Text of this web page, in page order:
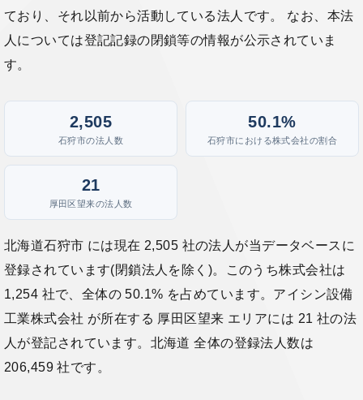
ており、それ以前から活動している法人です。 なお、本法
人については登記記録の閉鎖等の情報が公示されていま
す。
2,505
石狩市の法人数
50.1%
石狩市における株式会社の割合
21
厚田区望来の法人数
北海道石狩市 には現在 2,505 社の法人が当データベースに
登録されています(閉鎖法人を除く)。このうち株式会社は
1,254 社で、全体の 50.1% を占めています。アイシン設備
工業株式会社 が所在する 厚田区望来 エリアには 21 社の法
人が登記されています。北海道 全体の登録法人数は
206,459 社です。